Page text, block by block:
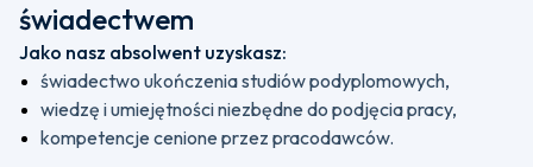
świadectwem
Jako nasz absolwent uzyskasz:
świadectwo ukończenia studiów podyplomowych,
wiedzę i umiejętności niezbędne do podjęcia pracy,
kompetencje cenione przez pracodawców.